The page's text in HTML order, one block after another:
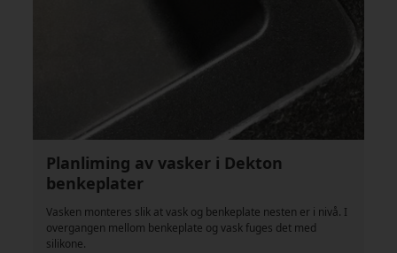
Planliming av vasker i Dekton
benkeplater
Vasken monteres slik at vask og benkeplate nesten er i nivå. I
overgangen mellom benkeplate og vask fuges det med
silikone.